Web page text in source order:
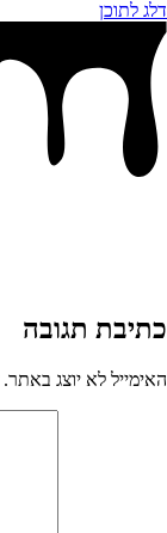
דלג לתוכן
כתיבת תגובה
האימייל לא יוצג באתר.